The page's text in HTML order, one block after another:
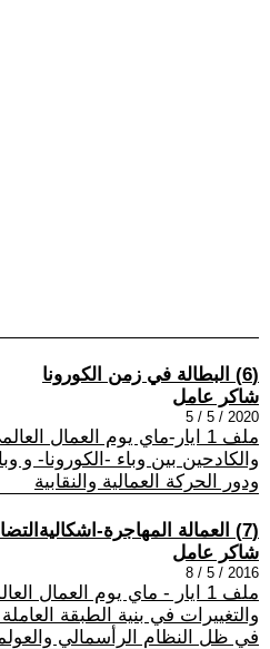
(6) البطالة في زمن الكورونا
شاكر عامل
2020 / 5 / 5
ملف 1 ايار-ماي يوم العمال
والكادحين بين وباء -الكورونا- و
ودور الحركة العمالية والنقابية
(7) العمالة المهاجرة-اشكاليةالتضامن الطبقي
شاكر عامل
2016 / 5 / 8
والتغييرات في بنية الطبقة
في ظل النظام الرأسمالي